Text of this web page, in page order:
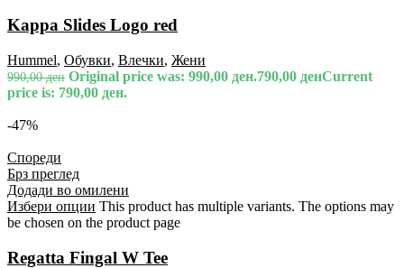
Kappa Slides Logo red
Hummel, Обувки, Влечки, Жени
990,00ден Original price was: 990,00 ден.790,00 денCurrent
price is: 790,00 ден.
-47%
Спореди
Брз преглед
Додади во омилени
Избери опции This product has multiple variants. The options may
be chosen on the product page
Regatta Fingal W Tee